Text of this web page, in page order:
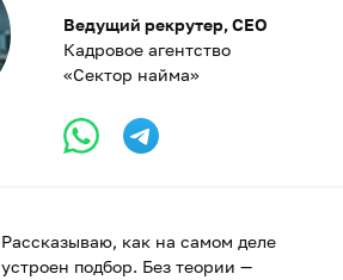
Рассказываю, как на самом деле
устроен подбор. Без теории —
Ведущий рекрутер, CEO
Кадровое агентство
«Сектор найма»